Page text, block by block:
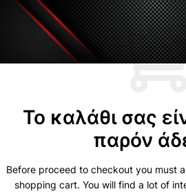
Το καλάθι σας
παρόν
Before proceed to checkout you must
shopping cart. You will find a lot of